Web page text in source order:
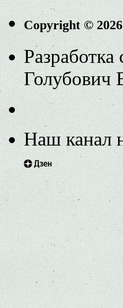
Copyright ©
Разработка
Голубович
Наш канал